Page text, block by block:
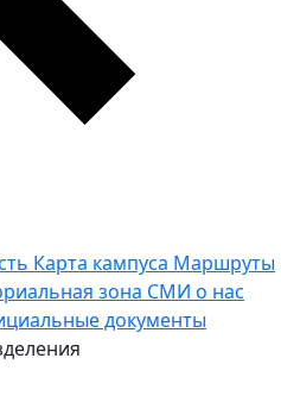
Карта кампуса Маршруты
зона СМИ о нас
документы